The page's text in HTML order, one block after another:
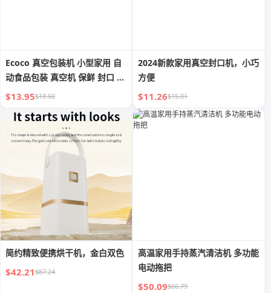
Ecoco 真空包装机 小型家用 自
动食品包装 真空机 保鲜 封口 塑
料包装机
$13.95$18.60
2024新款家用真空封口机，小巧
方便
$11.26$15.01
简约精致便携烘干机，金白双色
$42.21$87.24
高温家用手持蒸汽清洁机 多功能
电动拖把
$50.09$66.79